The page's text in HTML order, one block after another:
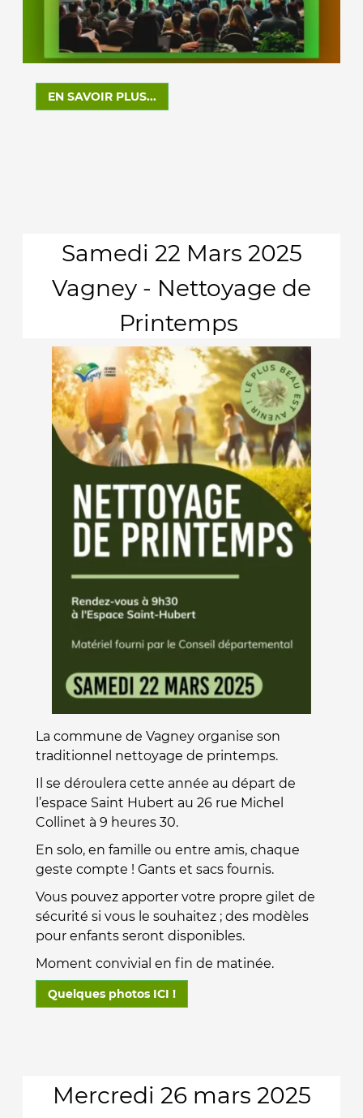
EN SAVOIR PLUS...
Samedi 22 Mars 2025
Vagney - Nettoyage de
Printemps
La commune de Vagney organise son
traditionnel nettoyage de printemps.
Il se déroulera cette année au départ de
l’espace Saint Hubert au 26 rue Michel
Collinet à 9 heures 30.
En solo, en famille ou entre amis, chaque
geste compte ! Gants et sacs fournis.
Vous pouvez apporter votre propre gilet de
sécurité si vous le souhaitez ; des modèles
pour enfants seront disponibles.
Moment convivial en fin de matinée.
Quelques photos ICI !
Mercredi 26 mars 2025